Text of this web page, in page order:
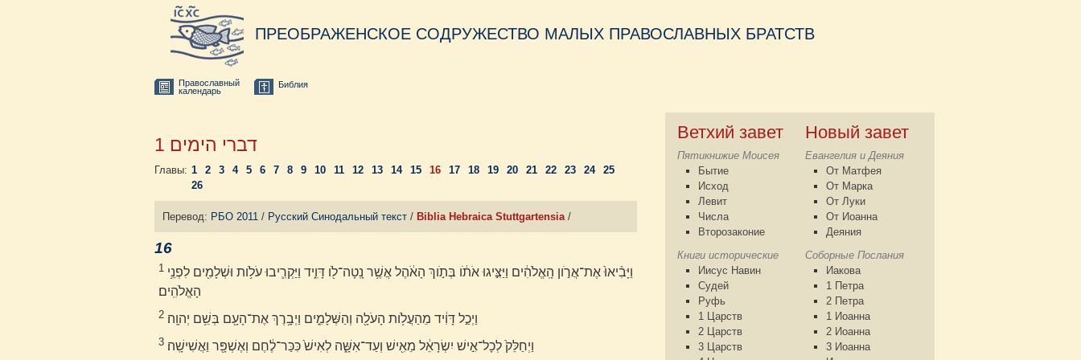
ПРЕОБРАЖЕНСКОЕ СОДРУЖЕСТВО МАЛЫХ ПРАВОСЛАВНЫХ БРАТСТВ
Православный
календарь
Библия
1 דברי הימים
Главы: 1 2 3 4 5 6 7 8 9 10 11 12 13 14 15 16 17 18 19 20 21 22 23 24
25
26
Перевод: РБО 2011 / Русский Синодальный текст / Biblia Hebraica Stuttgartensia /
16
1
הָאֱלֹהִֽים׃
2 וַיְכַ֣ל דָּוִ֔יד מֵהַעֲלֹ֥ות הָעֹלָ֖ה וְהַשְּׁלָמִ֑ים וַיְבָ֥רֶךְ אֶת־הָעָ֖ם בְּשֵׁ֥ם יְהוָֽה׃
3 וַיְחַלֵּק֙ לְכָל־אִ֣ישׁ יִשְׂרָאֵ֔ל מֵאִ֖ישׁ וְעַד־אִשָּׁ֑ה לְאִישׁ֙ כִּכַּר־לֶ֔חֶם וְאֶשְׁפָּ֖ר וַאֲשִׁישָֽׁה׃
Ветхий завет
Пятикнижие Моисея
Бытие
Исход
Левит
Числа
Второзаконие
Книги исторические
Иисус Навин
Судей
Руфь
1 Царств
2 Царств
3 Царств
Новый завет
Евангелия и Деяния
От Матфея
От Марка
От Луки
От Иоанна
Деяния
Соборные Послания
Иакова
1 Петра
2 Петра
1 Иоанна
2 Иоанна
3 Иоанна